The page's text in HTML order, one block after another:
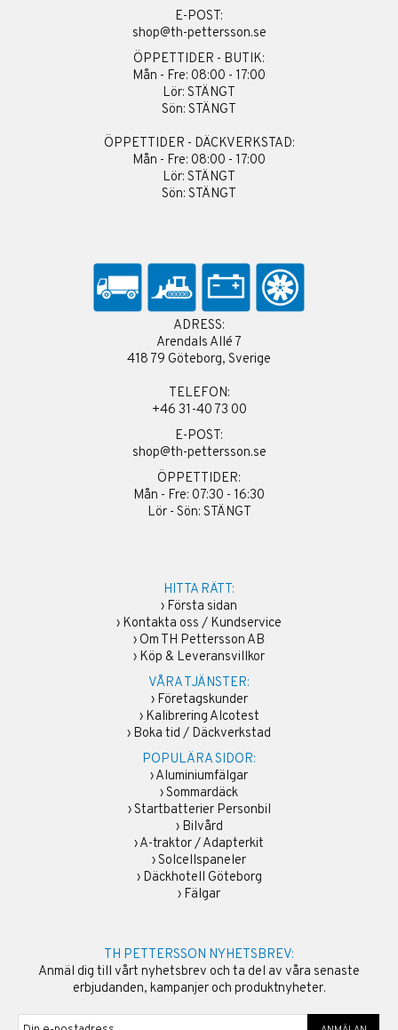
E-POST:
shop@th-pettersson.se
ÖPPETTIDER - BUTIK:
Mån - Fre: 08:00 - 17:00
Lör: STÄNGT
Sön: STÄNGT
ÖPPETTIDER - DÄCKVERKSTAD:
Mån - Fre: 08:00 - 17:00
Lör: STÄNGT
Sön: STÄNGT
ADRESS:
Arendals Allé 7
418 79 Göteborg, Sverige
TELEFON:
+46 31-40 73 00
E-POST:
shop@th-pettersson.se
ÖPPETTIDER:
Mån - Fre: 07:30 - 16:30
Lör - Sön: STÄNGT
HITTA RÄTT:
› Första sidan
› Kontakta oss / Kundservice
› Om TH Pettersson AB
› Köp & Leveransvillkor
VÅRA TJÄNSTER:
› Företagskunder
› Kalibrering Alcotest
› Boka tid / Däckverkstad
POPULÄRA SIDOR:
›Aluminiumfälgar
›Sommardäck
›Startbatterier Personbil
› Bilvård
›A-traktor / Adapterkit
›Solcellspaneler
› Däckhotell Göteborg
› Fälgar
TH PETTERSSON NYHETSBREV:
Anmäl dig till vårt nyhetsbrev och ta del av våra senaste
erbjudanden, kampanjer och produktnyheter.